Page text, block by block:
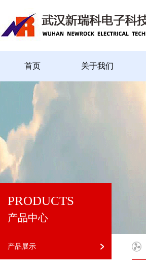
首页 关于我们
PRODUCTS
产品中心
产品展示